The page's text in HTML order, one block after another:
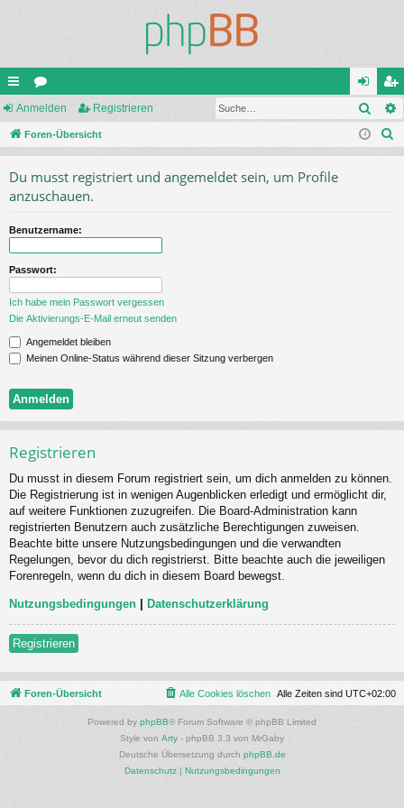
ch
ne
or
en
n
m
eg
ist
Anmelden Registrieren
Foren-Übersicht
Du musst registriert und angemeldet sein, um Profile
anzuschauen.
Benutzername:
Passwort:
Ich habe mein Passwort vergessen
Die Aktivierungs-E-Mail erneut senden
Angemeldet bleiben
Meinen Online-Status während dieser Sitzung verbergen
Registrieren
Du musst in diesem Forum registriert sein, um dich anmelden zu können.
Die Registrierung ist in wenigen Augenblicken erledigt und ermöglicht dir,
auf weitere Funktionen zuzugreifen. Die Board-Administration kann
registrierten Benutzern auch zusätzliche Berechtigungen zuweisen.
Beachte bitte unsere Nutzungsbedingungen und die verwandten
Regelungen, bevor du dich registrierst. Bitte beachte auch die jeweiligen
Forenregeln, wenn du dich in diesem Board bewegst.
Nutzungsbedingungen | Datenschutzerklärung
Registrieren
Foren-Übersicht Alle Zeiten sind UTC+02:00
Alle Cookies löschen
Powered by phpBB® Forum Software © phpBB Limited
Style von Arty - phpBB 3.3 von MrGaby
Deutsche Übersetzung durch phpBB.de
Datenschutz| Nutzungsbedingungen